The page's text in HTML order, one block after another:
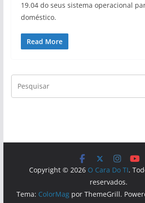
19.04 do seus sistema operacional
doméstico.
Read More
Copyright © 2026 O Cara Do TI.
reservados.
Tema: ColorMagpor ThemeGrill.